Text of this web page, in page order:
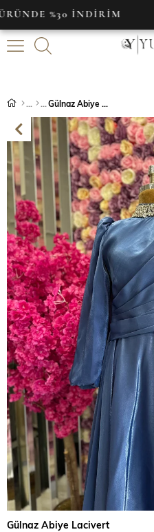
İNDİRİM ◆
Gülnaz Abiye Lacivert
Gülnaz Abiye Lacivert